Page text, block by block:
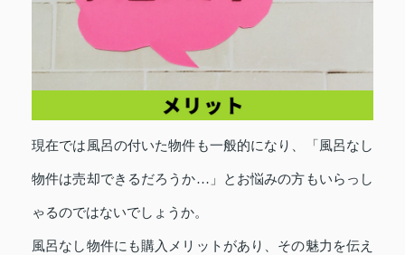
現在では風呂の付いた物件も一般的になり、「風呂なし
物件は売却できるだろうか…」とお悩みの方もいらっし
ゃるのではないでしょうか。
風呂なし物件にも購入メリットがあり、その魅力を伝え